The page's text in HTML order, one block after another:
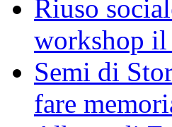
Riuso
workshop il
Semi di
fare